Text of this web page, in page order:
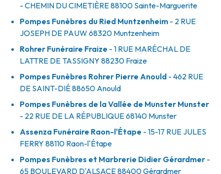
- CHEMIN DU CIMETIÈRE88100 Sainte-Marguerite
Pompes Funèbres du Ried Muntzenheim - 2 RUE
JOSEPH DE PAUW 68320 Muntzenheim
Rohrer Funéraire Fraize - 1 RUE MARÉCHAL DE
LATTRE DE TASSIGNY 88230 Fraize
Pompes Funèbres Rohrer Pierre Anould - 462 RUE
DE SAINT-DIÉ88650 Anould
Pompes Funèbres de la Vallée de Munster Munster
- 22 RUE DE LA RÉPUBLIQUE68140 Munster
Assenza Funéraire Raon-l'Étape - 15-17 RUE JULES
FERRY 88110 Raon-l'Étape
Pompes Funèbres et Marbrerie Didier Gérardmer -
65 BOULEVARD D'ALSACE88400Gérardmer